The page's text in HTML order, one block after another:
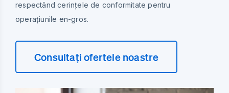
respectând cerințele de conformitate pentru
operațiunile en-gros.
Consultați ofertele noastre